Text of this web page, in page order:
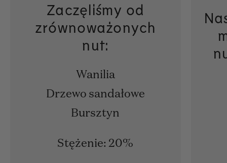
Zaczęliśmy od
zrównoważonych
nut:
Wanilia
Drzewo sandałowe
Bursztyn
Stężenie: 20%